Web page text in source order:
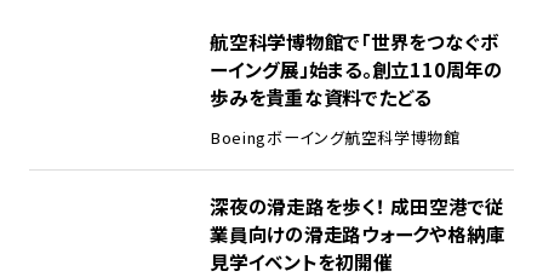
航空科学博物館で「世界をつなぐボ
ーイング展」始まる。創立110周年の
歩みを貴重な資料でたどる
Boeingボーイング航空科学博物館
深夜の滑走路を歩く！ 成田空港で従
業員向けの滑走路ウォークや格納庫
見学イベントを初開催